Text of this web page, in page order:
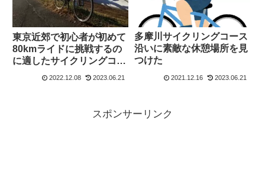
東京近郊で初心者が初めて
80kmライドに挑戦するの
に適したサイクリングコー
スの紹介【多摩川・多摩
2022.12.08 2023.06.21
多摩川サイクリングコース
沿いに素敵な休憩場所を見
つけた
2021.12.16 2023.06.21
スポンサーリンク